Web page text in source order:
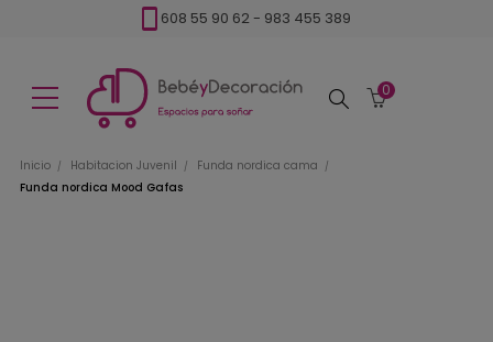
608 55 90 62 - 983 455 389
Buscar
0
Inicio Habitacion Juvenil
Funda nordica cama
Funda nordica Mood Gafas